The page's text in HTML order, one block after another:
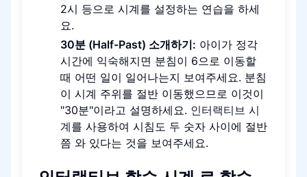
2시 등으로 시계를 설정하는 연습을 하세
요.
30분 (Half-Past) 소개하기: 아이가 정각
시간에 익숙해지면 분침이 6으로 이동할
때 어떤 일이 일어나는지 보여주세요. 분침
이 시계 주위를 절반 이동했으므로 이것이
"30분"이라고 설명하세요. 인터랙티브 시
계를 사용하여 시침도 두 숫자 사이에 절반
쯤 와 있다는 것을 보여주세요.